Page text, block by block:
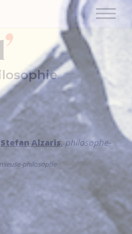
Stefan Alzaris,philosophe-
philosophe